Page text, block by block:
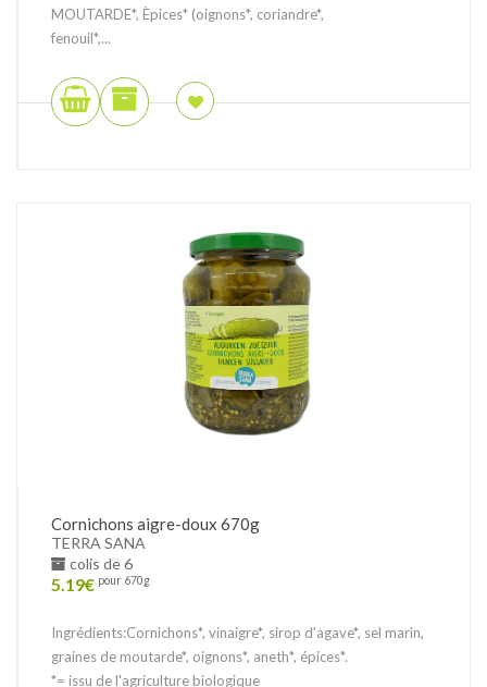
MOUTARDE*, Èpices* (oignons*, coriandre*,
fenouil*,...
Cornichons aigre-doux 670g
TERRA SANA
colis de 6
5.19€ pour 670g
Ingrédients:Cornichons*, vinaigre*, sirop d'agave*, sel marin,
graines de moutarde*, oignons*, aneth*, épices*.
*= issu de l'agriculture biologique